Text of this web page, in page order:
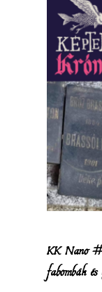
KK Nano
fabombák